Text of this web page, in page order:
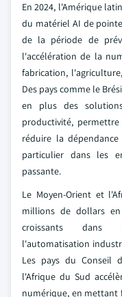
En 2024, l'Amérique
du matériel AI de
de la période de
l'accélération de la
fabrication,
Des pays comme le
en plus des
productivité,
réduire la
particulier dans les
passante.
Le Moyen-Orient et
millions de dollars en
croissants dans
l'automatisation
Les pays du Conseil
l'Afrique du Sud
numérique, en